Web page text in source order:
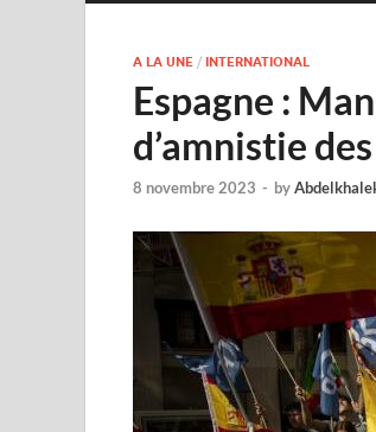
A LA UNE / INTERNATIONAL
Espagne :
d’amnistie
8 novembre 2023 - by